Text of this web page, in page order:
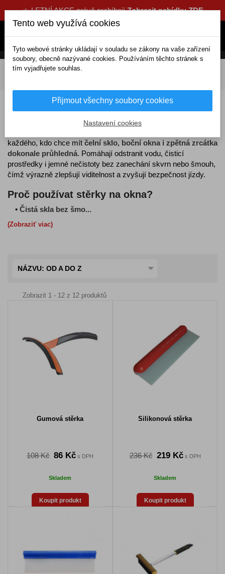
☀️ LETNÍ AKCE právě probíhajíZobrazit nabídku ZDE
DOMOV Kosmetika a čištění
Stěrky na čištění oken auta
každého, kdo chce mít čelní sklo, boční okna i zpětná zrcátka
dokonale průhledná. Pomáhají odstranit vodu, čisticí
prostředky i jemné nečistoty bez zanechání skvrn nebo šmouh,
čímž výrazně zlepšují viditelnost a zvyšují bezpečnost jízdy.
Proč používat stěrky na okna?
• Čistá skla bez šmo...
(Zobraziť viac)
NÁZVU: OD A DO Z
Zobrazit 1 - 12 z 12 produktů
Gumová stěrka
108 Kč 86 Kč s DPH
Skladem
Koupit produkt
Silikonová stěrka
236 Kč 219 Kčs DPH
Skladem
Koupit produkt
Tento web využívá cookies
Tyto webové stránky ukládají v souladu se zákony na vaše zařízení
soubory, obecně nazývané cookies. Používáním těchto stránek s
tím vyjadřujete souhlas.
Přijmout všechny soubory cookies
Nastavení cookies